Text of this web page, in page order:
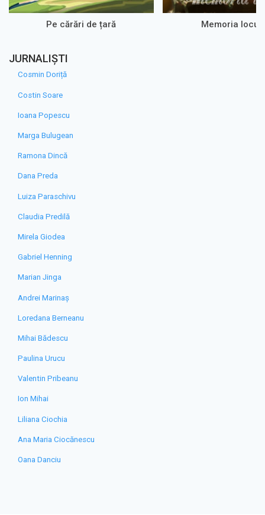
Pe cărări de țară Memoria
JURNALIȘTI
Cosmin Doriță
Costin Soare
Ioana Popescu
Marga Bulugean
Ramona Dincă
Dana Preda
Luiza Paraschivu
Claudia Predilă
Mirela Giodea
Gabriel Henning
Marian Jinga
Andrei Marinaș
Loredana Berneanu
Mihai Bădescu
Paulina Urucu
Valentin Pribeanu
Ion Mihai
Liliana Ciochia
Ana Maria Ciocănescu
Oana Danciu